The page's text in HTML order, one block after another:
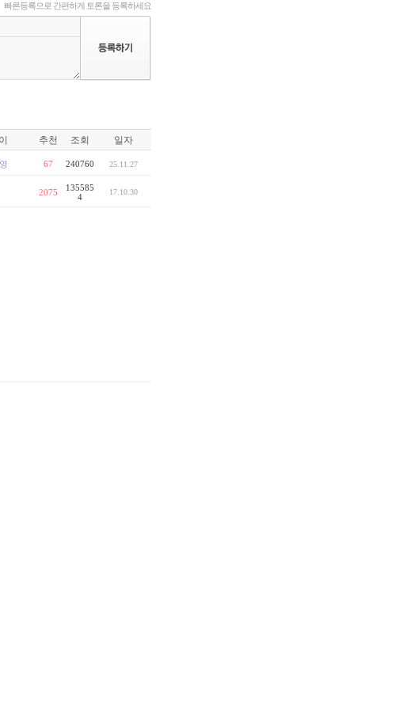
빠른등록으로 간편하게 토론을 등록하세요
추천 조회 일자
67 240760 25.11.27
2075
135585
4
17.10.30